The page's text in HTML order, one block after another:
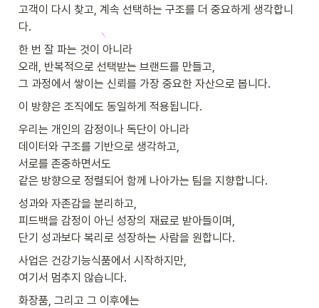
고객이 다시 찾고, 계속 선택하는 구조를 더 중요하게 생각합니
다.
한 번 잘 파는 것이 아니라
오래, 반복적으로 선택받는 브랜드를 만들고,
그 과정에서 쌓이는 신뢰를 가장 중요한 자산으로 봅니다.
이 방향은 조직에도 동일하게 적용됩니다.
우리는 개인의 감정이나 독단이 아니라
데이터와 구조를 기반으로 생각하고,
서로를 존중하면서도
같은 방향으로 정렬되어 함께 나아가는 팀을 지향합니다.
성과와 자존감을 분리하고,
피드백을 감정이 아닌 성장의 재료로 받아들이며,
단기 성과보다 복리로 성장하는 사람을 원합니다.
사업은 건강기능식품에서 시작하지만,
여기서 멈추지 않습니다.
화장품, 그리고 그 이후에는